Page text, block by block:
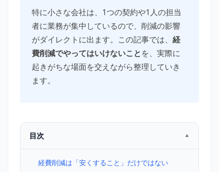
特に小さな会社は、1つの契約や1人の担当
者に業務が集中しているので、削減の影響
がダイレクトに出ます。この記事では、 経
費削減でやってはいけないことを、実際に
起きがちな場面を交えながら整理していき
ます。
目次
経費削減は「安くすること」だけではない